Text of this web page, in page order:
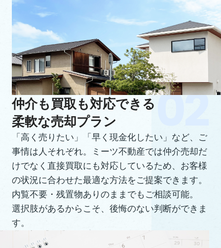
仲介も買取も対応できる
柔軟な売却プラン
「高く売りたい」「早く現金化したい」など、ご
事情は人それぞれ。ミーツ不動産では仲介売却だ
けでなく直接買取にも対応しているため、お客様
の状況に合わせた最適な方法をご提案できます。
内覧不要・残置物ありのままでもご相談可能。
選択肢があるからこそ、後悔のない判断ができま
す。